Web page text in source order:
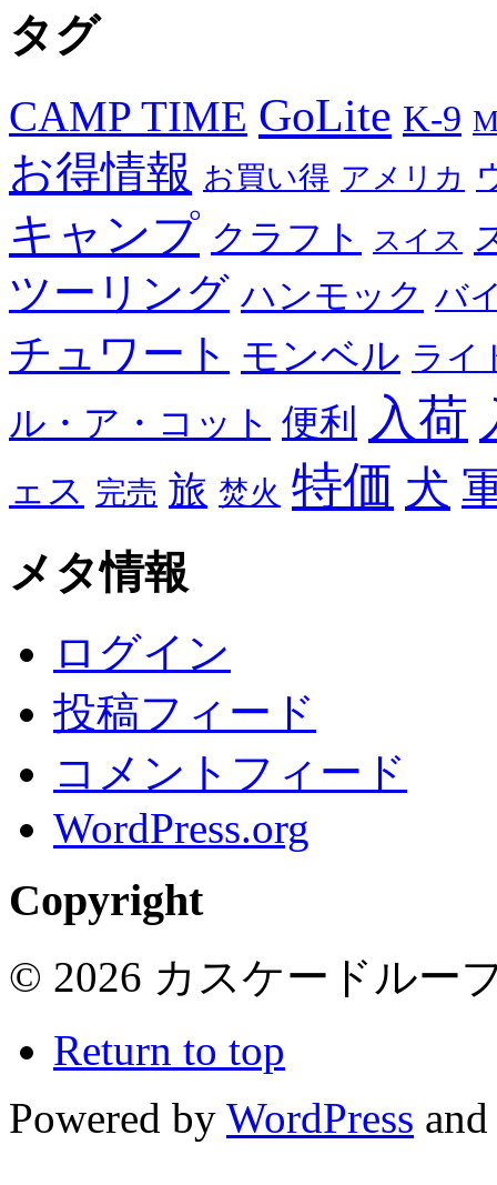
タグ
CAMP TIME GoLite K-9
お得情報 お買い得 アメリカ
キャンプ クラフト スイス
ツーリング ハンモック バ
チュワート モンベル ライ
ル・ア・コット 便利 入荷
ェス 完売 旅 焚火 特価 犬
メタ情報
ログイン
投稿フィード
コメントフィード
WordPress.org
Copyright
© 2026 カスケードル
Return to top
Powered by WordPress